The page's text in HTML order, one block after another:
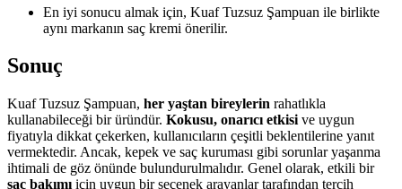
En iyi sonucu almak için, Kuaf Tuzsuz Şampuan ile birlikte
aynı markanın saç kremi önerilir.
Sonuç
Kuaf Tuzsuz Şampuan, her yaştan bireylerin rahatlıkla
kullanabileceği bir üründür. Kokusu, onarıcı etkisi ve uygun
fiyatıyla dikkat çekerken, kullanıcıların çeşitli beklentilerine yanıt
vermektedir. Ancak, kepek ve saç kuruması gibi sorunlar yaşanma
ihtimali de göz önünde bulundurulmalıdır. Genel olarak, etkili bir
saç bakımı için uygun bir seçenek arayanlar tarafından tercih